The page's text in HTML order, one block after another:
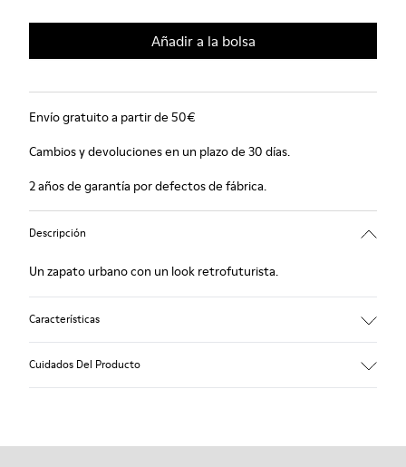
Añadir a la bolsa
Envío gratuito a partir de 50€
Cambios y devoluciones en un plazo de 30 días.
2 años de garantía por defectos de fábrica.
Descripción
Un zapato urbano con un look retrofuturista.
Características
Cuidados Del Producto
Nuestros zapatos se han fabricado con materiales de primera